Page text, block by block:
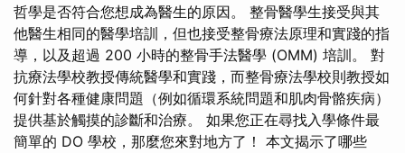
哲學是否符合您想成為醫生的原因。 整骨醫學生接受與其
他醫生相同的醫學培訓，但也接受整骨療法原理和實踐的指
導，以及超過 200 小時的整骨手法醫學 (OMM) 培訓。 對
抗療法學校教授傳統醫學和實踐，而整骨療法學校則教授如
何針對各種健康問題（例如循環系統問題和肌肉骨骼疾病）
提供基於觸摸的診斷和治療。 如果您正在尋找入學條件最
簡單的 DO 學校，那麼您來對地方了！ 本文揭示了哪些